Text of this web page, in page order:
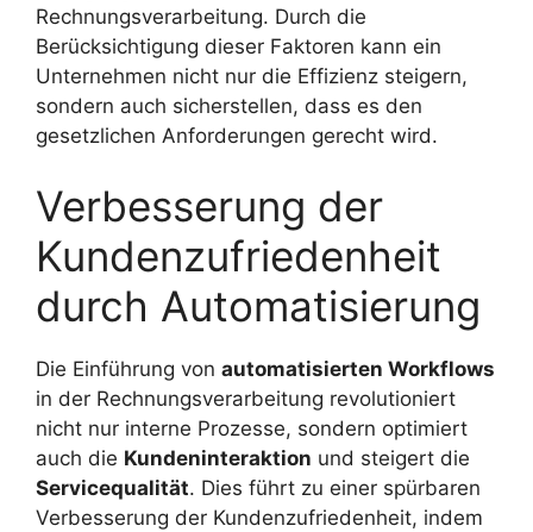
Rechnungsverarbeitung. Durch die
Berücksichtigung dieser Faktoren kann ein
Unternehmen nicht nur die Effizienz steigern,
sondern auch sicherstellen, dass es den
gesetzlichen Anforderungen gerecht wird.
Verbesserung der
Kundenzufriedenheit
durch Automatisierung
Die Einführung von automatisierten Workflows
in der Rechnungsverarbeitung revolutioniert
nicht nur interne Prozesse, sondern optimiert
auch die Kundeninteraktion und steigert die
Servicequalität. Dies führt zu einer spürbaren
Verbesserung der Kundenzufriedenheit, indem